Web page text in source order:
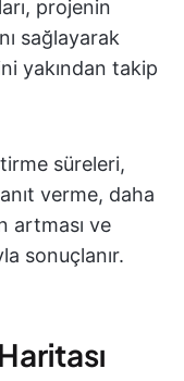
projenin
sağlayarak
yakından takip
süreleri,
verme, daha
artması ve
sonuçlanır.